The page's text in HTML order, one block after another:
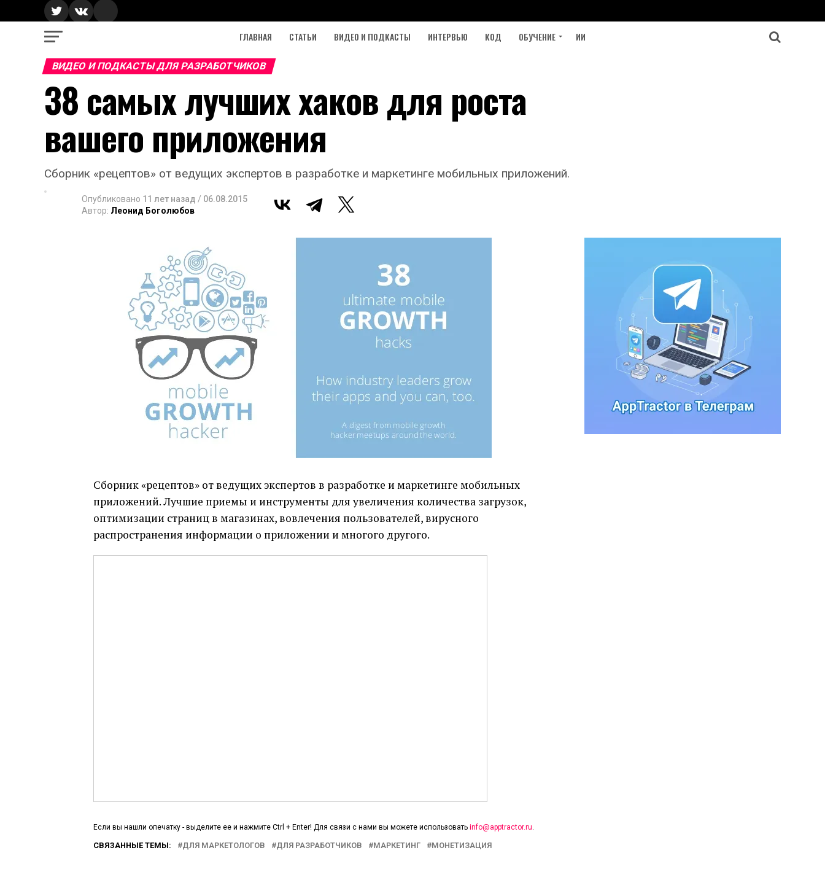
ГЛАВНАЯ СТАТЬИ ВИДЕО И ПОДКАСТЫ ИНТЕРВЬЮ КОД ОБУЧЕНИЕ ИИ
ВИДЕО И ПОДКАСТЫ ДЛЯ РАЗРАБОТЧИКОВ
38 самых лучших хаков для роста
вашего приложения
Сборник «рецептов» от ведущих экспертов в разработке и маркетинге мобильных приложений.
Опубликовано 11 лет назад / 06.08.2015
Автор: Леонид Боголюбов
Сборник «рецептов» от ведущих экспертов в разработке и маркетинге мобильных
приложений. Лучшие приемы и инструменты для увеличения количества загрузок,
оптимизации страниц в магазинах, вовлечения пользователей, вирусного
распространения информации о приложении и многого другого.
Если вы нашли опечатку - выделите ее и нажмите Ctrl + Enter! Для связи с нами вы можете использовать info@apptractor.ru.
СВЯЗАННЫЕ ТЕМЫ: ДЛЯ МАРКЕТОЛОГОВ ДЛЯ РАЗРАБОТЧИКОВ МАРКЕТИНГ МОНЕТИЗАЦИЯ